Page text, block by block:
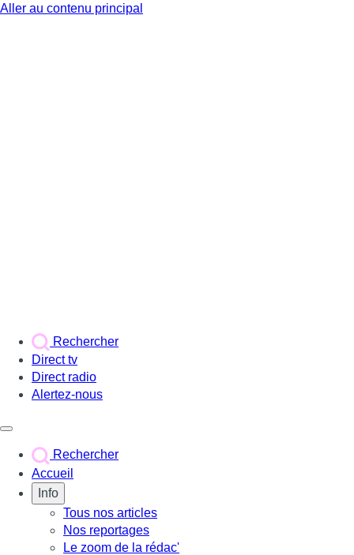
Aller au contenu principal
Rechercher
Direct tv
Direct radio
Alertez-nous
Rechercher
Accueil
Info
Tous nos articles
Nos reportages
Le zoom de la rédac'